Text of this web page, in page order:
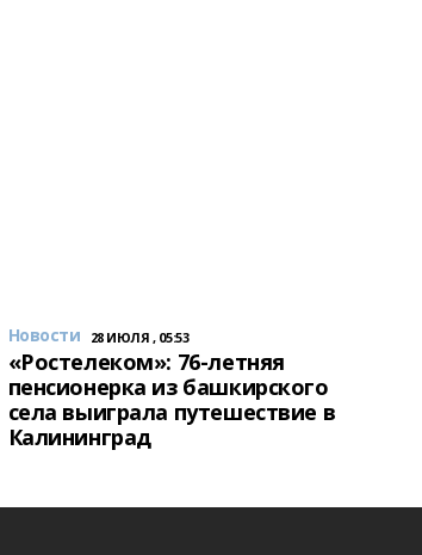
Новости 28 ИЮЛЯ , 05:53
«Ростелеком»: 76-летняя
пенсионерка из башкирского
села выиграла путешествие в
Калининград